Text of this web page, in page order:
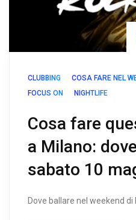
CLUBBING
COSA FARE NEL
FOCUS ON
NIGHTLIFE
Cosa fare
a Milano:
sabato 10
Dove ballare nel weekend di